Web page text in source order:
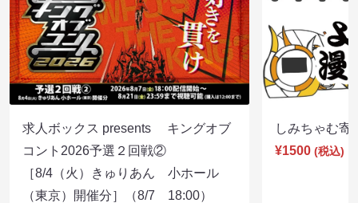
求人ボックス presents キングオブ
コント2026予選２回戦②
［8/4（火）きゅりあん 小ホール
（東京）開催分］（8/7 18:00）
しみちゃむ
¥1500 (税込)